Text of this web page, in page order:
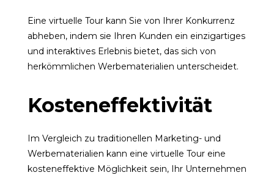
Eine virtuelle Tour kann Sie von Ihrer Konkurrenz
abheben, indem sie Ihren Kunden ein einzigartiges
und interaktives Erlebnis bietet, das sich von
herkömmlichen Werbematerialien unterscheidet.
Kosteneffektivität
Im Vergleich zu traditionellen Marketing- und
Werbematerialien kann eine virtuelle Tour eine
kosteneffektive Möglichkeit sein, Ihr Unternehmen